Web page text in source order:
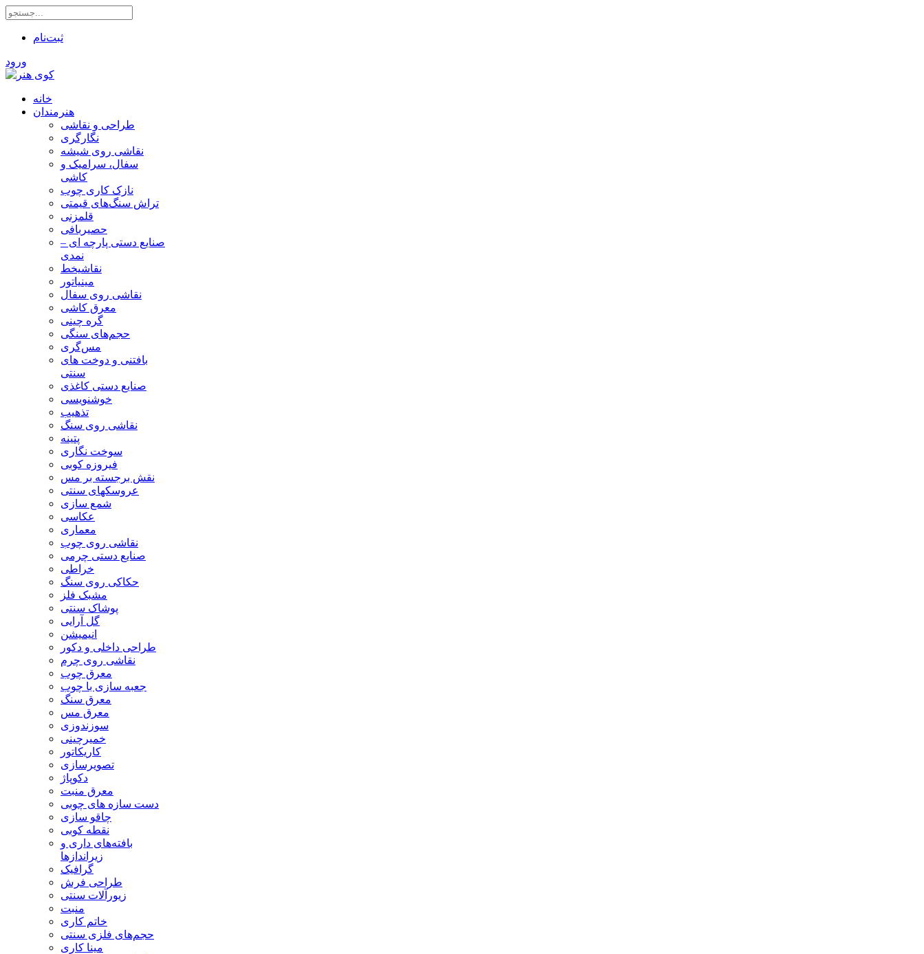
ثبت‌نام
ورود
خانه
هنرمندان
طراحی و نقاشی
نگارگری
نقاشی روی شیشه
سفال، سرامیک و
کاشی
نازک کاری چوب
تراش سنگ‌های قیمتی
قلمزنی
حصیربافی
صنایع دستی پارچه ای –
نمدی
نقاشیخط
مینیاتور
نقاشی روی سفال
معرق کاشی
گره چینی
حجم‌های سنگی
مس‌گری
بافتنی‌ و دوخت های
سنتی
صنایع دستی کاغذی
خوشنویسی
تذهیب
نقاشی روی سنگ
پتینه
سوخت نگاری
فیروزه کوبی
نقش برجسته بر مس
عروسکهای سنتی
شمع سازی
عکاسی
معماری
نقاشی روی چوب
صنایع دستی چرمی
خراطی
حکاکی روی سنگ
مشبک فلز
پوشاک سنتی
گل آرایی
انیمیشن
طراحی داخلی و دکور
نقاشی روی چرم
معرق چوب
جعبه سازی با چوب
معرق سنگ
معرق مس
سوزندوزی
خمیرچینی
کاریکاتور
تصویرسازی
دکوپاژ
معرق منبت
دست سازه های چوبی
چاقو سازی
نقطه کوبی
بافته‌های داری و
زیراندازها
گرافیک
طراحی فرش
زیورآلات سنتی
منبت
خاتم کاری
حجم‌های فلزی سنتی
مینا کاری